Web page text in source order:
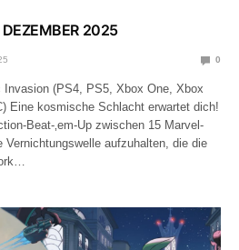
DEZEMBER 2025
0
(PS4, PS5, Xbox One, Xbox
Eine kosmische Schlacht erwartet dich!
Beat-‚em-Up zwischen 15 Marvel-
Vernichtungswelle aufzuhalten, die die